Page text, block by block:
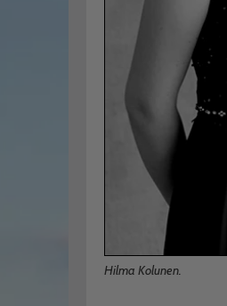
Hilma Kolunen.